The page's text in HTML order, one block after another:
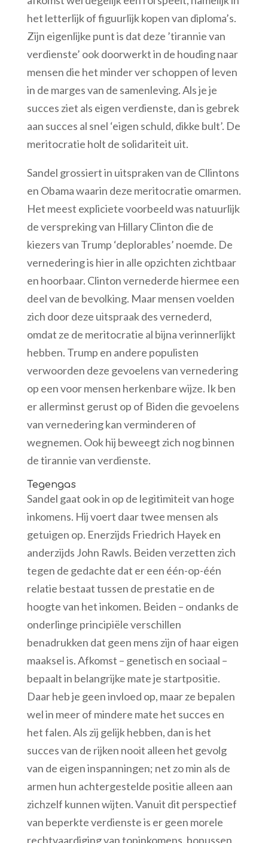
het letterlijk of figuurlijk kopen van diploma’s.
Zijn eigenlijke punt is dat deze ’tirannie van
verdienste’ ook doorwerkt in de houding naar
mensen die het minder ver schoppen of leven
in de marges van de samenleving. Als je je
succes ziet als eigen verdienste, dan is gebrek
aan succes al snel ‘eigen schuld, dikke bult’. De
meritocratie holt de solidariteit uit.
Sandel grossiert in uitspraken van de Cllintons
en Obama waarin deze meritocratie omarmen.
Het meest expliciete voorbeeld was natuurlijk
de verspreking van Hillary Clinton die de
kiezers van Trump ‘deplorables’ noemde. De
vernedering is hier in alle opzichten zichtbaar
en hoorbaar. Clinton vernederde hiermee een
deel van de bevolking. Maar mensen voelden
zich door deze uitspraak des vernederd,
omdat ze de meritocratie al bijna verinnerlijkt
hebben. Trump en andere populisten
verwoorden deze gevoelens van vernedering
op een voor mensen herkenbare wijze. Ik ben
er allerminst gerust op of Biden die gevoelens
van vernedering kan verminderen of
wegnemen. Ook hij beweegt zich nog binnen
de tirannie van verdienste.
Tegengas
Sandel gaat ook in op de legitimiteit van hoge
inkomens. Hij voert daar twee mensen als
getuigen op. Enerzijds Friedrich Hayek en
anderzijds John Rawls. Beiden verzetten zich
tegen de gedachte dat er een één-op-één
relatie bestaat tussen de prestatie en de
hoogte van het inkomen. Beiden – ondanks de
onderlinge principiële verschillen
benadrukken dat geen mens zijn of haar eigen
maaksel is. Afkomst – genetisch en sociaal –
bepaalt in belangrijke mate je startpositie.
Daar heb je geen invloed op, maar ze bepalen
wel in meer of mindere mate het succes en
het falen. Als zij gelijk hebben, dan is het
succes van de rijken nooit alleen het gevolg
van de eigen inspanningen; net zo min als de
armen hun achtergestelde positie alleen aan
zichzelf kunnen wijten. Vanuit dit perspectief
van beperkte verdienste is er geen morele
rechtvaardiging van topinkomens, bonussen